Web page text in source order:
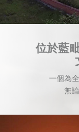
位於藍
一個為
無